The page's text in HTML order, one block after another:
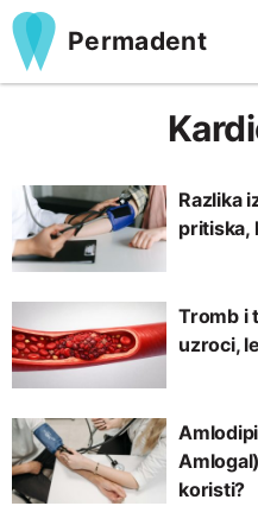
Permadent
Razlika
pritiska,
Tromb i
uzroci,
koristi?